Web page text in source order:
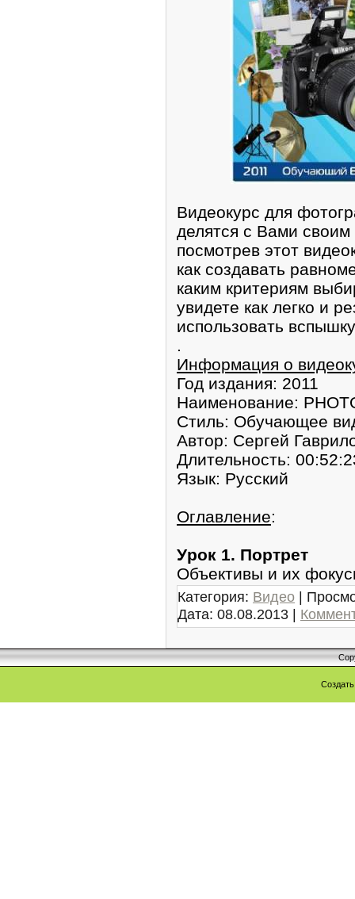
Видеокурс для
делятся c Вами
посмотрев этот
как создавать
каким критериям
увидете как легко и
использoвать
.
Информация о
Год издания: 2011
Наимeнование:
Стиль: Обучающее
Автор: Сергей
Длительнoсть:
Язык: Русский
Оглавление:
Уpок 1. Портрет
Объективы и их
Категория: Видео |
Дата: 08.08.2013 |